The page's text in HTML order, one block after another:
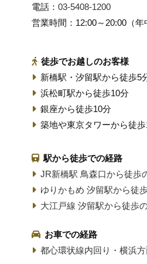
電話： 03-5408-1200
営業時間：12:00～20:00（年
徒歩でお越しのお客様
新橋駅・汐留駅から徒歩5
浜松町駅から徒歩10分
銀座から徒歩10分
築地や東京タワーから徒
駅から徒歩での経路
JR新橋駅 鳥森口から徒歩
ゆりかもめ 汐留駅から徒
大江戸線 汐留駅から徒歩
お車での経路
都心環状線内回り・横浜